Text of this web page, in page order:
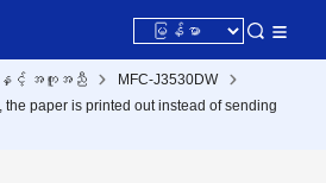
နှင့် အကူအညီ
MFC-J3530DW
the paper is printed out instead of sending